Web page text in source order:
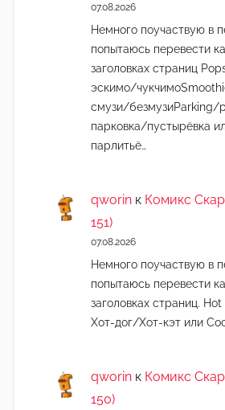
07.08.2026
Немного поучаствую в
попытаюсь перевести
заголовках страниц
эскимо/
смузи/безмузиParking/
парковка/пустырёвка
парлитьё…
qworin к Комикс
151)
07.08.2026
Немного поучаствую в
попытаюсь перевести
заголовках страниц.
Хот-дог/Хот-кэт или
qworin к Комикс
150)